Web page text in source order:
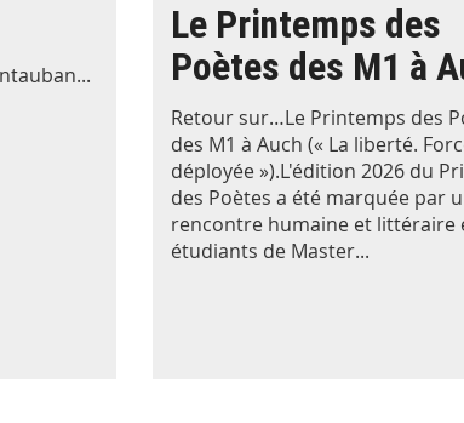
Le Printemps des
Poètes des M1 à
Retour sur…Le Printemps des
des M1 à Auch (« La liberté.
déployée »).L'édition 2026 du
des Poètes a été marquée par
rencontre humaine et littéraire
étudiants de Master...